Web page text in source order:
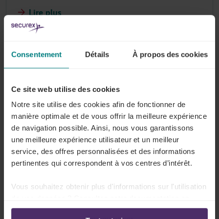
Consentement Détails À propos des cookies
Ce site web utilise des cookies
Notre site utilise des cookies afin de fonctionner de
manière optimale et de vous offrir la meilleure expérience
de navigation possible. Ainsi, nous vous garantissons
une meilleure expérience utilisateur et un meilleur
service, des offres personnalisées et des informations
pertinentes qui correspondent à vos centres d’intérêt.
Vous souhaitez obtenir plus d'informations sur l'utilisation
ligne:
Lire plus
Quelles sont les formations ouvrant le droit
Lire plus
Quelle est la durée du congé-éducation
payé pour les travailleurs à temps plein ?
Lire plus